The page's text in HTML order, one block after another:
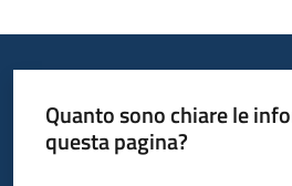
Informazioni
locali
Quanto sono chiare le
questa pagina?